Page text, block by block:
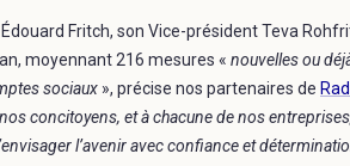
Fritch, son Vice-président Teva
moyennant 216 mesures « nouvelles ou
sociaux », précise nos partenaires de
concitoyens, et à chacune de nos
l’avenir avec confiance et